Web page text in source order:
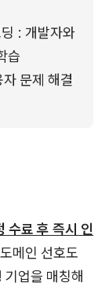
: 개발자와
습
문제 해결
수료 후 즉시 인
메인 선호도
업을 매칭해